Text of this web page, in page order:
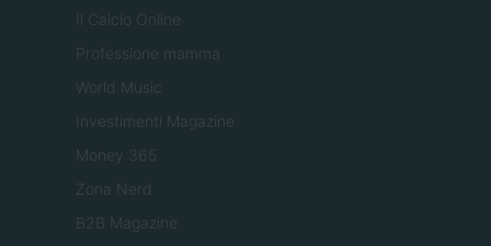
Il Calcio Online
Professione mamma
World Music
Investimenti Magazine
Money 365
Zona Nerd
B2B Magazine